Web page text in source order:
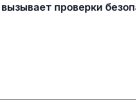
вызывает проверки